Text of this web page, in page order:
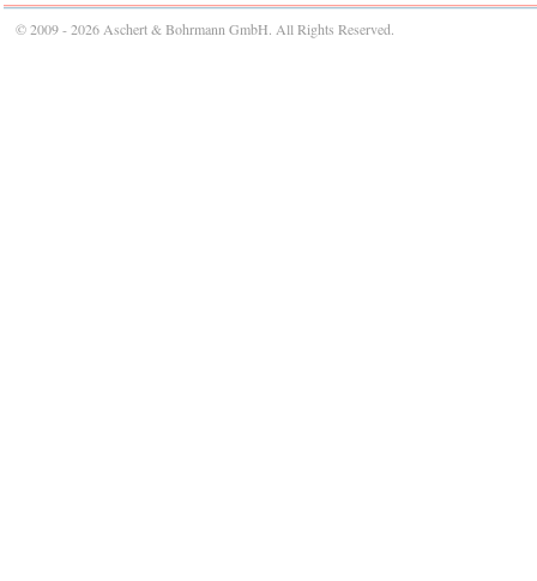
© 2009 - 2026 Aschert & Bohrmann GmbH. All Rights Reserved.